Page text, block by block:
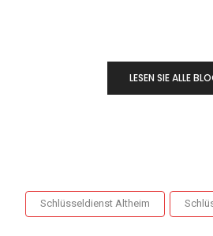
LESEN SIE ALLE
Schlüsseldienst Altheim